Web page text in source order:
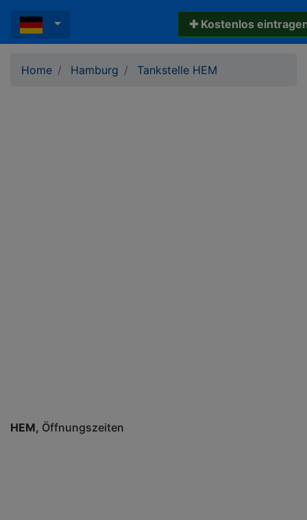
✚ Kostenlos
Home Hamburg Tankstelle HEM
HEM Öffnungszeiten